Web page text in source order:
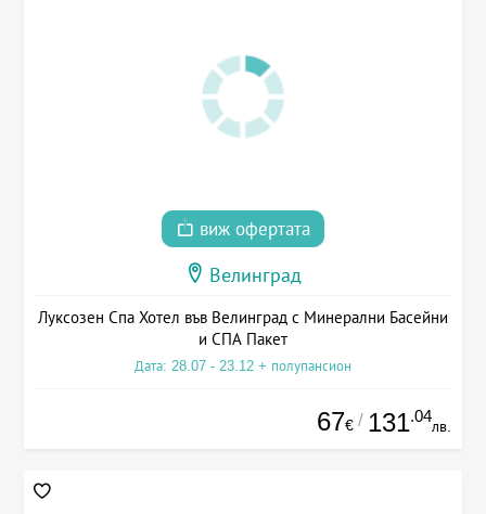
виж офертата
Велинград
Луксозен Спа Хотел във Велинград с Минерални Басейни
и СПА Пакет
Дата: 28.07 - 23.12 + полупансион
67€ / 131.04
лв.